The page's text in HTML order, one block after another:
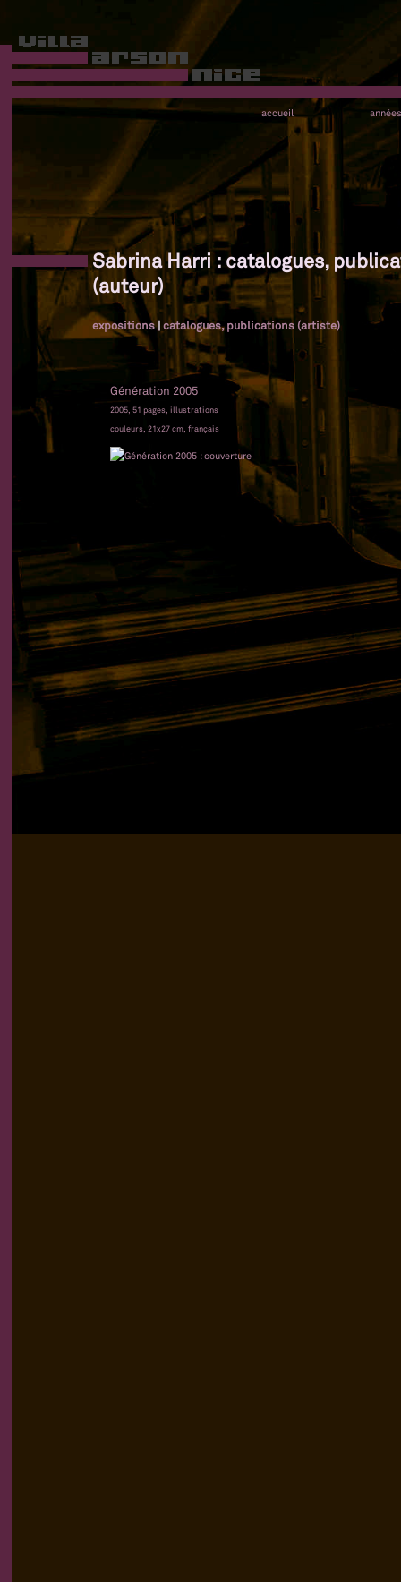
accueil années
Sabrina Harri : catalogues,
(auteur)
expositions|catalogues, publications (artiste)
Génération 2005
2005, 51 pages, illustrations
couleurs, 21x27 cm, français